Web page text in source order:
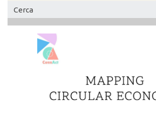
Form
di
ricerca
Cerca